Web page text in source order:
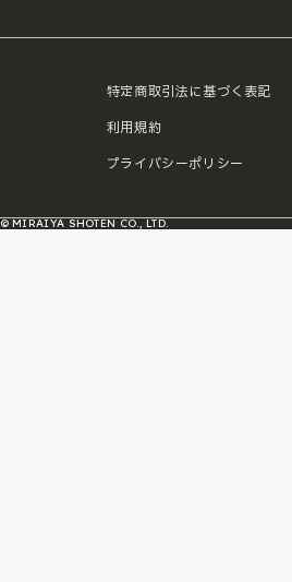
特定商取引法に基づく表記
利用規約
プライバシーポリシー
© MIRAIYA SHOTEN CO., LTD.